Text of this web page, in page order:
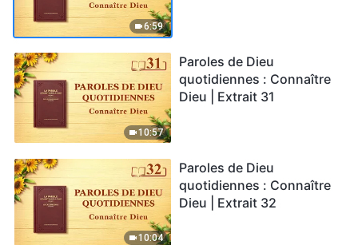
6:59
10:57
Paroles de Dieu
quotidiennes : Connaître
Dieu | Extrait 31
10:04
Paroles de Dieu
quotidiennes : Connaître
Dieu | Extrait 32